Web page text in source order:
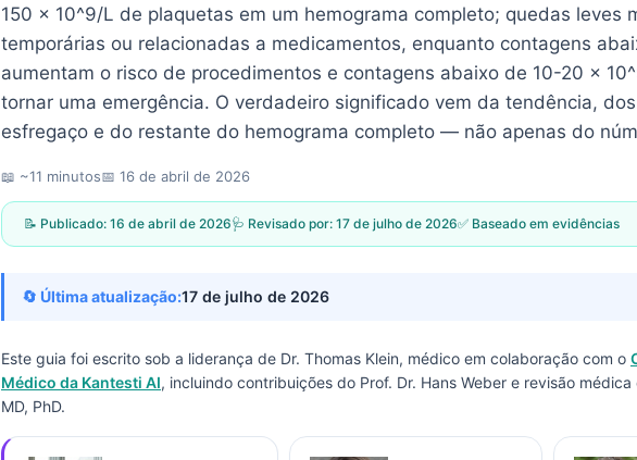
150 × 10^9/L de plaquetas em um hemograma completo; quedas leves
temporárias ou relacionadas a medicamentos, enquanto contagens
aumentam o risco de procedimentos e contagens abaixo de 10-20 ×
tornar uma emergência. O verdadeiro significado vem da tendência,
esfregaço e do restante do hemograma completo — não apenas do
📖 ~11 minutos📅 16 de abril de 2026
📝 Publicado: 16 de abril de 2026🩺 Revisado por: 17 de julho de 2026✅ Baseado em evidências
🔄 Última atualização:17 de julho de 2026
Este guia foi escrito sob a liderança de Dr. Thomas Klein, médico em colaboração com o
Médico da Kantesti AI, incluindo contribuições do Prof. Dr. Hans Weber e revisão
MD, PhD.